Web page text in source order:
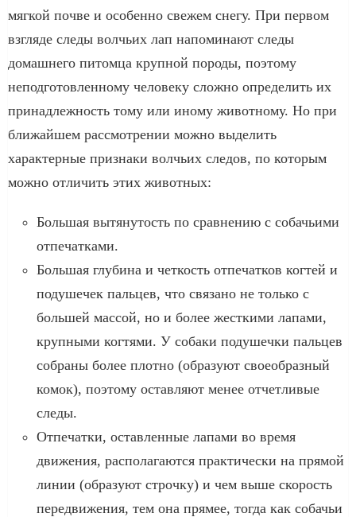
мягкой почве и особенно свежем снегу. При первом
взгляде следы волчьих лап напоминают следы
домашнего питомца крупной породы, поэтому
неподготовленному человеку сложно определить их
принадлежность тому или иному животному. Но при
ближайшем рассмотрении можно выделить
характерные признаки волчьих следов, по которым
можно отличить этих животных:
Большая вытянутость по сравнению с собачьими
отпечатками.
Большая глубина и четкость отпечатков когтей и
подушечек пальцев, что связано не только с
большей массой, но и более жесткими лапами,
крупными когтями. У собаки подушечки пальцев
собраны более плотно (образуют своеобразный
комок), поэтому оставляют менее отчетливые
следы.
Отпечатки, оставленные лапами во время
движения, располагаются практически на прямой
линии (образуют строчку) и чем выше скорость
передвижения, тем она прямее, тогда как собачьи